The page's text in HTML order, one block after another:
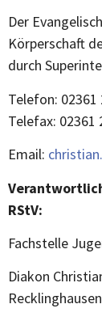
Der
Körperschaft
durch
Telefon: 02361
Telefax: 02361
Email:
RStV:
Fachstelle
Diakon